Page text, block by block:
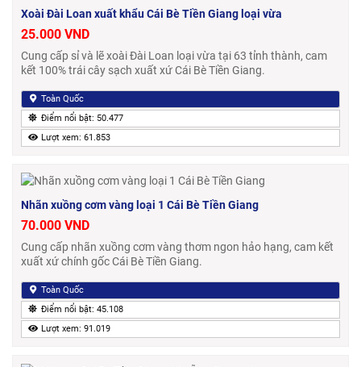
Xoài Đài Loan xuất khẩu Cái Bè Tiền Giang loại vừa
25.000 VND
Cung cấp sỉ và lẽ xoài Đài Loan loại vừa tại 63 tỉnh thành, cam
kết 100% trái cây sạch xuất xứ Cái Bè Tiền Giang.
Toàn Quốc
Điểm nổi bật: 50.477
Lượt xem: 61.853
Nhãn xuồng cơm vàng loại 1 Cái Bè Tiền Giang
70.000 VND
Cung cấp nhãn xuồng cơm vàng thơm ngon hảo hạng, cam kết
xuất xứ chính gốc Cái Bè Tiền Giang.
Toàn Quốc
Điểm nổi bật: 45.108
Lượt xem: 91.019